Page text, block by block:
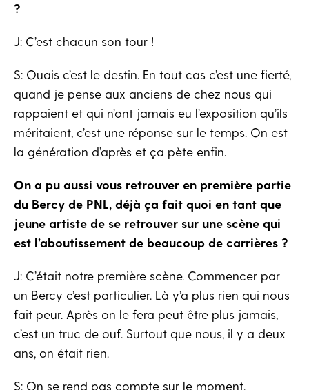
?
J: C’est chacun son tour !
S: Ouais c’est le destin. En tout cas c’est une fierté,
quand je pense aux anciens de chez nous qui
rappaient et qui n’ont jamais eu l’exposition qu’ils
méritaient, c’est une réponse sur le temps. On est
la génération d’après et ça pète enfin.
On a pu aussi vous retrouver en première partie
du Bercy de PNL, déjà ça fait quoi en tant que
jeune artiste de se retrouver sur une scène qui
est l’aboutissement de beaucoup de carrières ?
J: C’était notre première scène. Commencer par
un Bercy c’est particulier. Là y’a plus rien qui nous
fait peur. Après on le fera peut être plus jamais,
c’est un truc de ouf. Surtout que nous, il y a deux
ans, on était rien.
S: On se rend pas compte sur le moment,